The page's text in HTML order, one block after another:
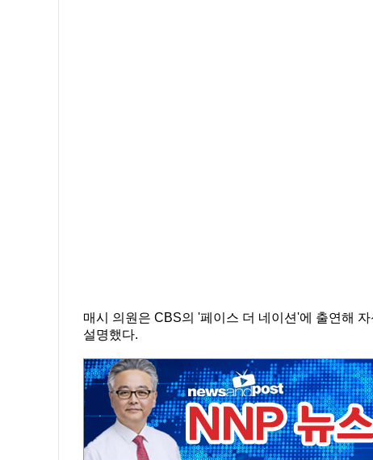
매시 의원은 CBS의 '페이스 더 네이션'에 출연해
설명했다.